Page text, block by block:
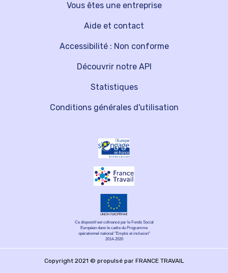
Vous êtes une entreprise
Découvrir notre API
Aide et contact
Statistiques
Accessibilité : Non conforme
Conditions générales d'utilisation
Ce dispositif est cofinancé par le Fonds Social
Européen dans le cadre du Programme
opérationnel national "Emploi et inclusion"
2014-2020
Copyright 2021 © propulsé par FRANCE TRAVAIL